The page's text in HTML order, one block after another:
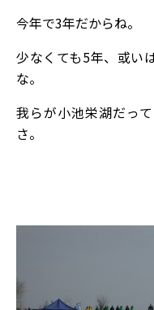
今年で3年だからね。
少なくても5年、或い
な。
我らが小池栄湖だっ
さ。